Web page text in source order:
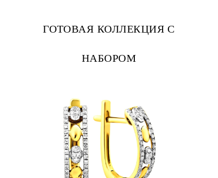
ГОТОВАЯ КОЛЛЕКЦИЯ С
НАБОРОМ